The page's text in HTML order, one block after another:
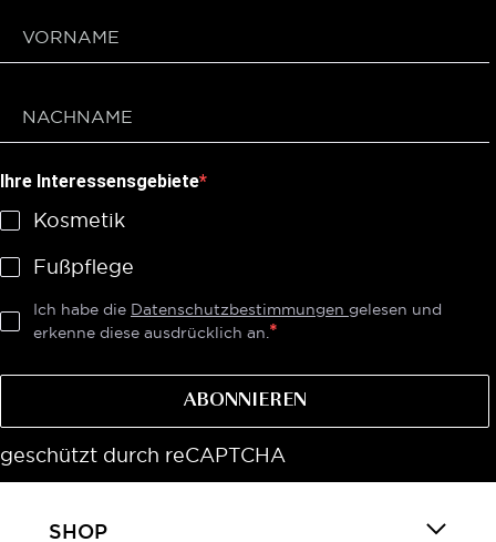
Ihre Interessensgebiete
Kosmetik
Fußpflege
Ich habe die Datenschutzbestimmungen gelesen und
erkenne diese ausdrücklich an.
ABONNIEREN
geschützt durch reCAPTCHA
SHOP